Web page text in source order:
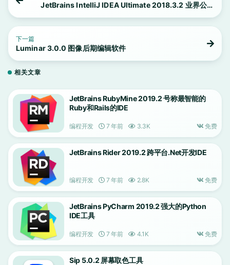
JetBrains IntelliJ IDEA Ultimate 2018.3.2 业界公认
下一篇
Luminar 3.0.0 图像后期编辑软件
相关文章
JetBrains RubyMine 2019.2 号称最智能的
Ruby和Rails的IDE
编程开发 7 年前 3.3K 免费
JetBrains Rider 2019.2 跨平台.Net开发IDE
编程开发 7 年前 2.8K 免费
JetBrains PyCharm 2019.2 强大的Python
IDE工具
编程开发 7 年前 4.1K 免费
Sip 5.0.2 屏幕取色工具